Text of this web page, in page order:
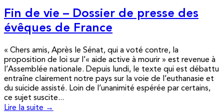
Fin de vie – Dossier de presse des
évêques de France
« Chers amis, Après le Sénat, qui a voté contre, la
proposition de loi sur l’« aide active à mourir » est revenue à
l’Assemblée nationale. Depuis lundi, le texte qui est débattu
entraîne clairement notre pays sur la voie de l’euthanasie et
du suicide assisté. Loin de l’unanimité espérée par certains,
ce sujet suscite...
Lire la suite →